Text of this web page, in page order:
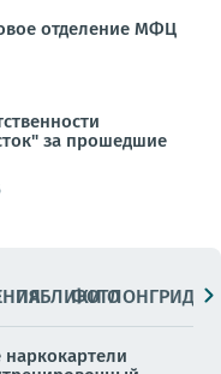
отделение МФЦ
за прошедшие
ПАБЛИКИ
ФОТОЛОНГРИДЫ